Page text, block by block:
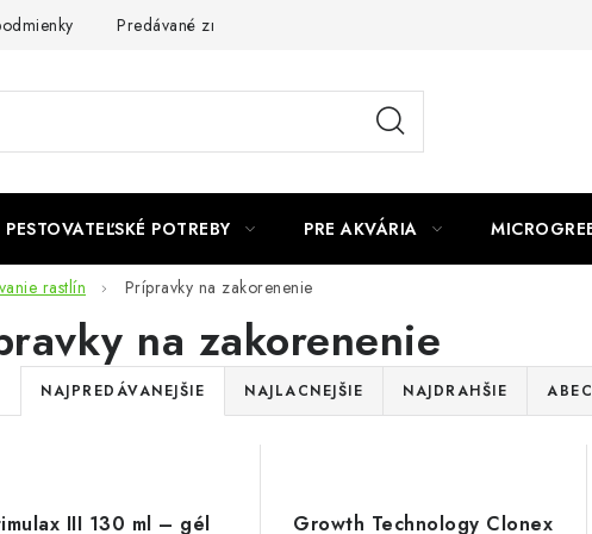
Predávané značky Podmienky o ochrane
PESTOVATEĽSKÉ POTREBY PRE AKVÁRIA
rastlín Prípravky na zakorenenie
na zakorenenie
R
a
NAJPREDÁVANEJŠIE NAJLACNEJŠIE NAJDRAHŠIE
III 130 ml – gél
Growth Technology Clonex